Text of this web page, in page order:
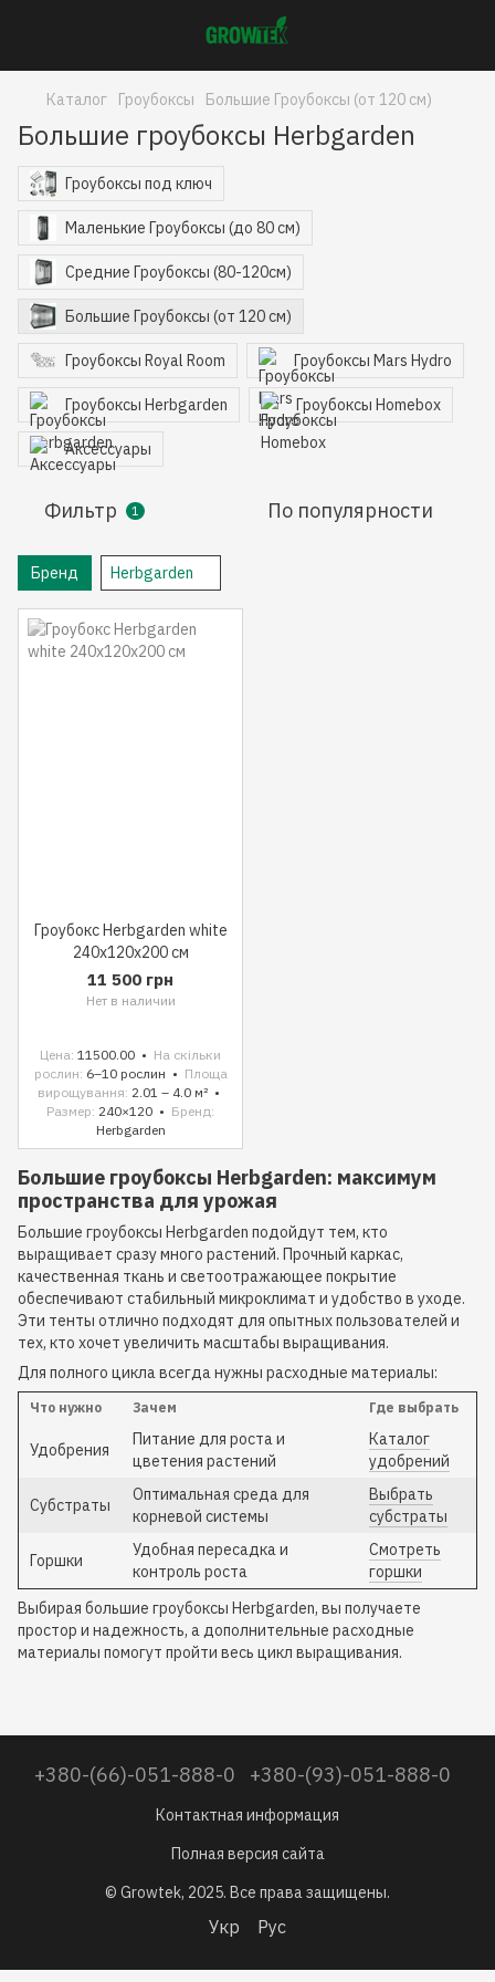
Каталог Гроубоксы Большие Гроубоксы (от 120 см)
Большие гроубоксы Herbgarden
Гроубоксы под ключ
Маленькие Гроубоксы (до 80 см)
Средние Гроубоксы (80-120см)
Большие Гроубоксы (от 120 см)
Гроубоксы Royal Room Гроубоксы Mars Hydro
Гроубоксы Herbgarden Гроубоксы Homebox
Аксессуары
Фильтр 1 По популярности
Бренд Herbgarden
Гроубокс Herbgarden white
240x120x200 см
11 500 грн
Нет в наличии
Цена 11500.00
На скільки
рослин 6–10 рослин
Площа
вирощування 2.01 – 4.0 м²
Размер 240×120
Бренд
Herbgarden
Большие гроубоксы Herbgarden: максимум
пространства для урожая
Большие гроубоксы Herbgarden подойдут тем, кто
выращивает сразу много растений. Прочный каркас,
качественная ткань и светоотражающее покрытие
обеспечивают стабильный микроклимат и удобство в уходе.
Эти тенты отлично подходят для опытных пользователей и
тех, кто хочет увеличить масштабы выращивания.
Для полного цикла всегда нужны расходные материалы:
Что нужно Зачем Где выбрать
Удобрения
Питание для роста и
цветения растений
Каталог
удобрений
Субстраты
Оптимальная среда для
корневой системы
Выбрать
субстраты
Горшки
Удобная пересадка и
контроль роста
Смотреть
горшки
Выбирая большие гроубоксы Herbgarden, вы получаете
простор и надежность, а дополнительные расходные
материалы помогут пройти весь цикл выращивания.
+380-(66)-051-888-0 +380-(93)-051-888-0
Контактная информация
Полная версия сайта
© Growtek, 2025. Все права защищены.
Укр Рус